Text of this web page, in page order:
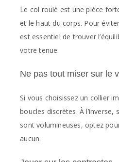
Le col roulé est une pièce
et le haut du corps. Pour
est essentiel de trouver
votre tenue.
Ne pas tout miser sur le
Si vous choisissez un collier
boucles discrètes. À l’inverse,
sont volumineuses, optez
aucun.